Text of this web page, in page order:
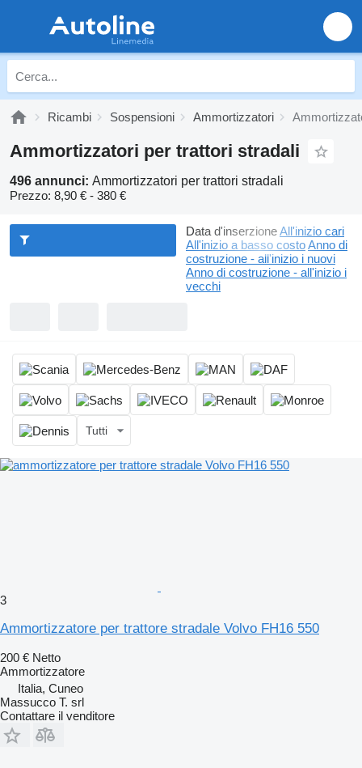
Ricambi Sospensioni Ammortizzatori
Ammortizzatori per trattori stradali
496 annunci: Ammortizzatori per trattori stradali
Prezzo: 8,90 € - 380 €
Data d'inserzioneAll'inizio cari
All'inizio a basso costoAnno di
costruzione - all'inizio i nuovi
Anno di costruzione - all'inizio i
vecchi
Tutti
3
Ammortizzatore per trattore stradale Volvo FH16 550
200 € Netto
Ammortizzatore
Italia, Cuneo
Massucco T. srl
Contattare il venditore